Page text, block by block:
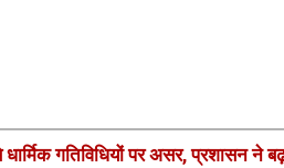
गतिविधियों पर असर, प्रशासन ने